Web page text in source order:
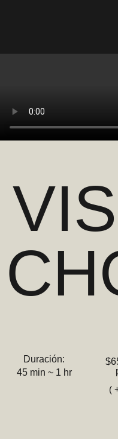
Duración:
45 min ~ 1 hr
(